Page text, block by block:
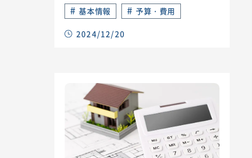
# 基本情報 # 予算・費用
2024/12/20